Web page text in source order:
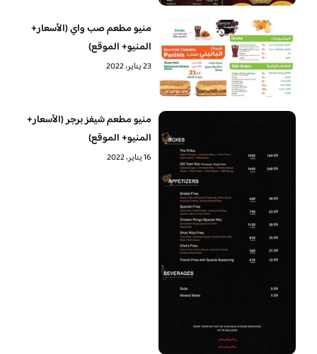
منيو مطعم صب واي (الأسعار+
المنيو+ الموقع)
23 يناير، 2022
منيو مطعم شيفز برجر (الأسعار+
المنيو+ الموقع)
16 يناير، 2022